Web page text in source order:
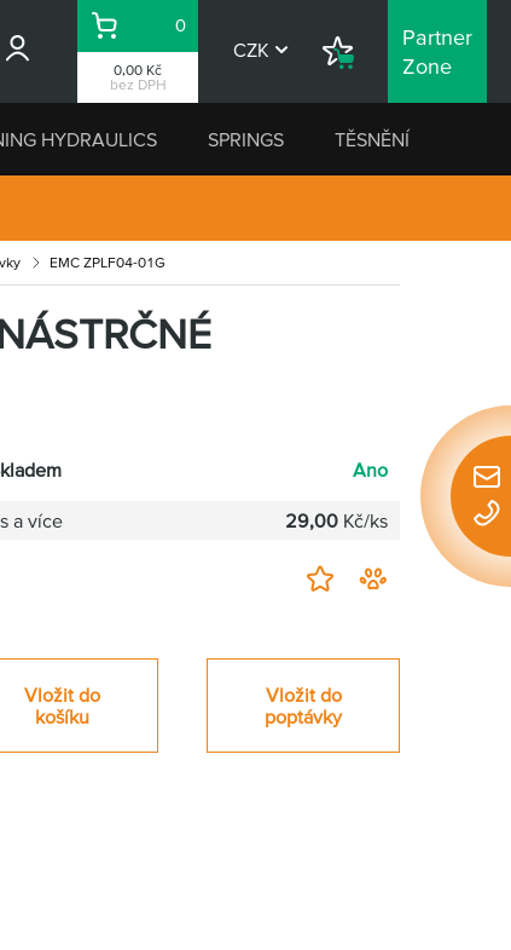
0,00 Kč
bez DPH
Košík
0
CZK
Nákupní
Partner
Zone
HYDRAULICS SPRINGS TĚSNĚNÍ
EMC ZPLF04-01G
Ano
a více 29,00 Kč/ks
Vložit do
košíku
Vložit do
poptávky